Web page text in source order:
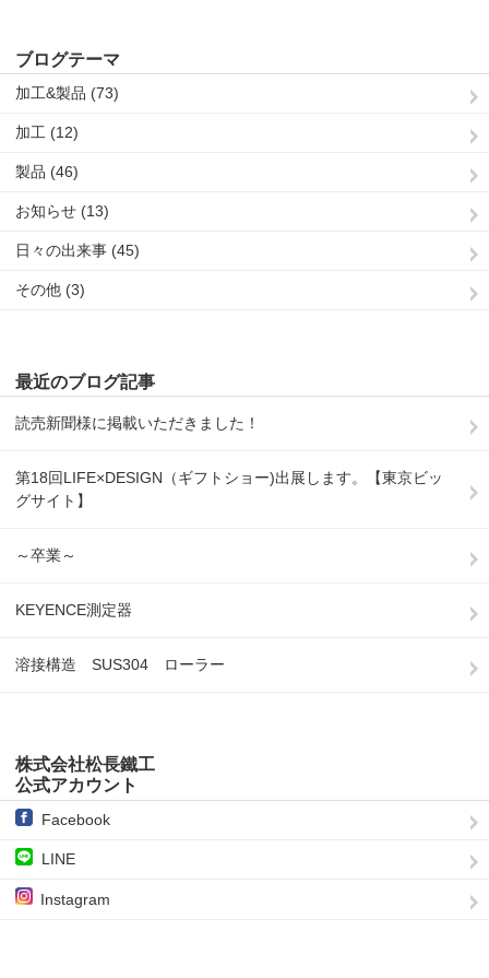
ブログテーマ
加工&製品 (73)
加工 (12)
製品 (46)
お知らせ (13)
日々の出来事 (45)
その他 (3)
最近のブログ記事
読売新聞様に掲載いただきました！
第18回LIFE×DESIGN（ギフトショー)出展します。【東京ビッ
グサイト】
～卒業～
KEYENCE測定器
溶接構造 SUS304 ローラー
株式会社松長鐵工
公式アカウント
Facebook
LINE
Instagram